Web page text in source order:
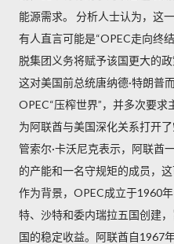
能源需求。 分析人士认为，这
有人直言可能是“OPEC走向终
脱集团义务将赋予该国更大的
这对美国前总统唐纳德·特朗
OPEC“压榨世界”，并多次要
为阿联酋与美国深化关系打开
管索尔·卡沃尼克表示，阿联酋
的产能和一名守规矩的成员，
作为背景，OPEC成立于1960
特、沙特和委内瑞拉五国创建
国的稳定收益。阿联酋自1967